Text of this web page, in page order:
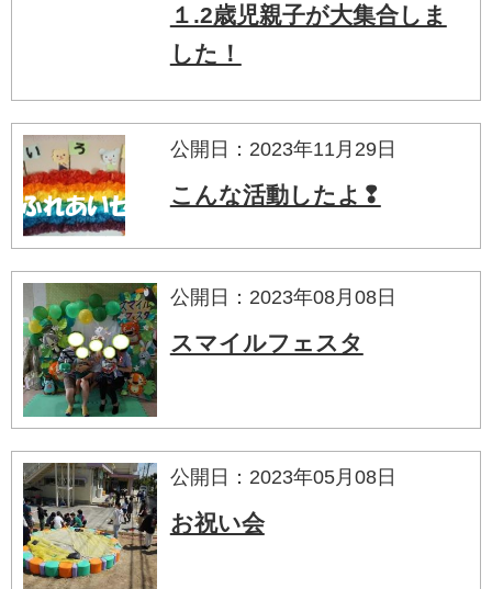
１.2歳児親子が大集合しま
した！
公開日：2023年11月29日
こんな活動したよ❢
公開日：2023年08月08日
スマイルフェスタ
公開日：2023年05月08日
お祝い会